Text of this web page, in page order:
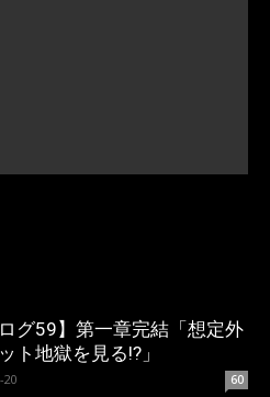
ログ59】第一章完結「想定外
ト地獄を見る!?」
20 60